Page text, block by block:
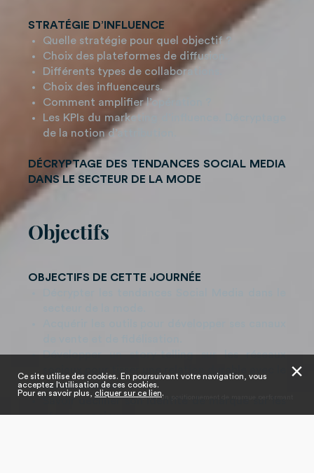
Définir un positionnement de marque performant
STRATÉGIE D’INFLUENCE
Quelle stratégie pour quel objectif ?
Choix des plateformes de diffusion.
Différents types de collaborations.
Choix des influenceurs.
Comment amplifier l’opération ?
Les KPIs du marketing d’influence. Décryptage
de la notion d’attribution.
DÉCRYPTAGE DES TENDANCES SOCIAL MEDIA
DANS LE SECTEUR DE LA MODE
Objectifs
OBJECTIFS DE CETTE JOURNÉE
Développer un story-tellingsur les réseaux
sociaux pour tisser une relation durable avec le
consommateur.
Savoir décliner son identité de marque sur les
réseaux sociaux.
Ce site utilise des cookies. En poursuivant votre navigation, vous
acceptez l'utilisation de ces cookies.
Pour en savoir plus, cliquer sur ce lien.
✕